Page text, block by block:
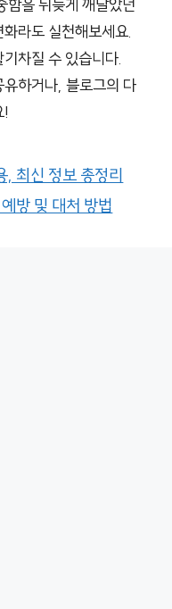
함을 뒤늦게 깨달았던
라도 실천해보세요.
차질 수 있습니다.
하거나, 블로그의 다
!
, 최신 정보 총정리
방 및 대처 방법